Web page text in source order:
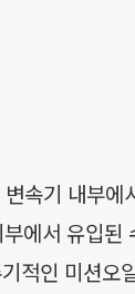
속기 내부
에서 유입
적인 미션